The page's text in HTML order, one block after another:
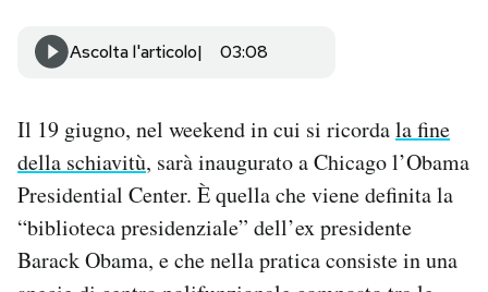
CALENDARIO
Area Personale
Newsletter
Regala il Post
Hai bisogno di aiuto?
Ascolta l'articolo 03:08
Il 19 giugno, nel weekend in cui si ricordala fine
della schiavitù, sarà inaugurato a Chicago l’Obama
Presidential Center. È quella che viene definita la
“biblioteca presidenziale” dell’ex presidente
Barack Obama, e che nella pratica consiste in una